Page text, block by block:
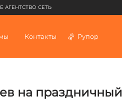
СЕТЬ
Контакты Рупор
на праздничный